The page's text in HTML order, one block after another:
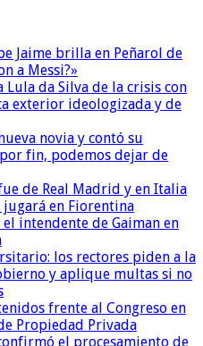
Jaime brilla en Peñarol de
a Messi?»
Lula da Silva de la crisis con
exterior ideologizada y de
novia y contó su
fin, podemos dejar de
de Real Madrid y en Italia
en Fiorentina
intendente de Gaiman en
los rectores piden a la
y aplique multas si no
frente al Congreso en
Propiedad Privada
el procesamiento de